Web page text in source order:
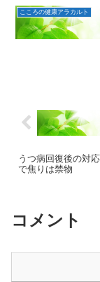
こころの健康アラカルト
うつ病回復後の対
で焦りは禁物
コメント